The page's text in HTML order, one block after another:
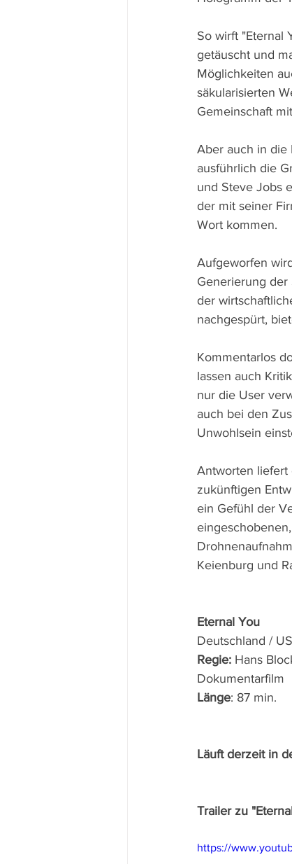
So wirft "Eternal
getäuscht und
Möglichkeiten
säkularisierten
Gemeinschaft
Aber auch in die
ausführlich die
und Steve Jobs
der mit seiner
Wort kommen.
Aufgeworfen
Generierung der
der
nachgespürt,
Kommentarlos
lassen auch
nur die User
auch bei den
Unwohlsein
Antworten liefert
zukünftigen
ein Gefühl der
Keienburg und
Eternal You
Deutschland /
Regie: Hans
Dokumentarfilm
Länge: 87 min.
Läuft derzeit in
Trailer zu
https://